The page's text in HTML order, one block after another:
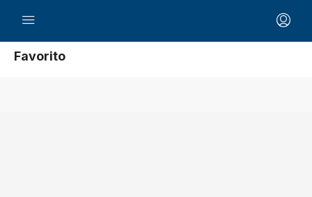
Favorito